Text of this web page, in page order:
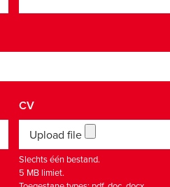
CV
Upload file
Slechts één bestand.
5 MB limiet.